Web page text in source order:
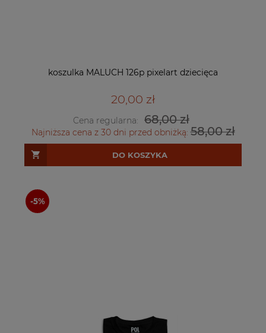
koszulka MALUCH 126p pixelart dziecięca
20,00 zł
Cena regularna: 68,00 zł
Najniższa cena z 30 dni przed obniżką:58,00 zł
DO KOSZYKA